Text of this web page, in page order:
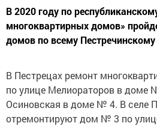
В 2020 году по
многоквартирных домов»
домов по всему Пестречинскому
В Пестрецах ремонт
по улице Мелиораторов в доме
Осиновская в доме № 4. В селе
отремонтируют дом № 3 по